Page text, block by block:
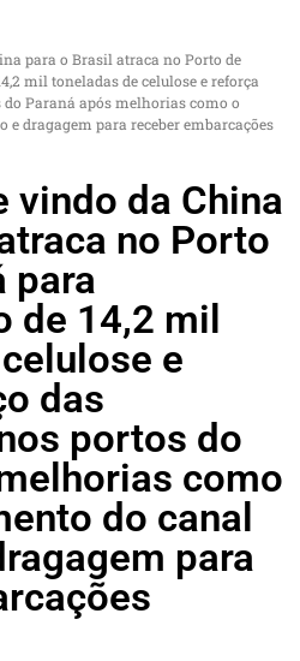
para o Brasil atraca no Porto de
mil toneladas de celulose e reforça
Paraná após melhorias como o
e dragagem para receber embarcações
vindo da China
no Porto
para
de 14,2 mil
e
das
portos do
como
do canal
para